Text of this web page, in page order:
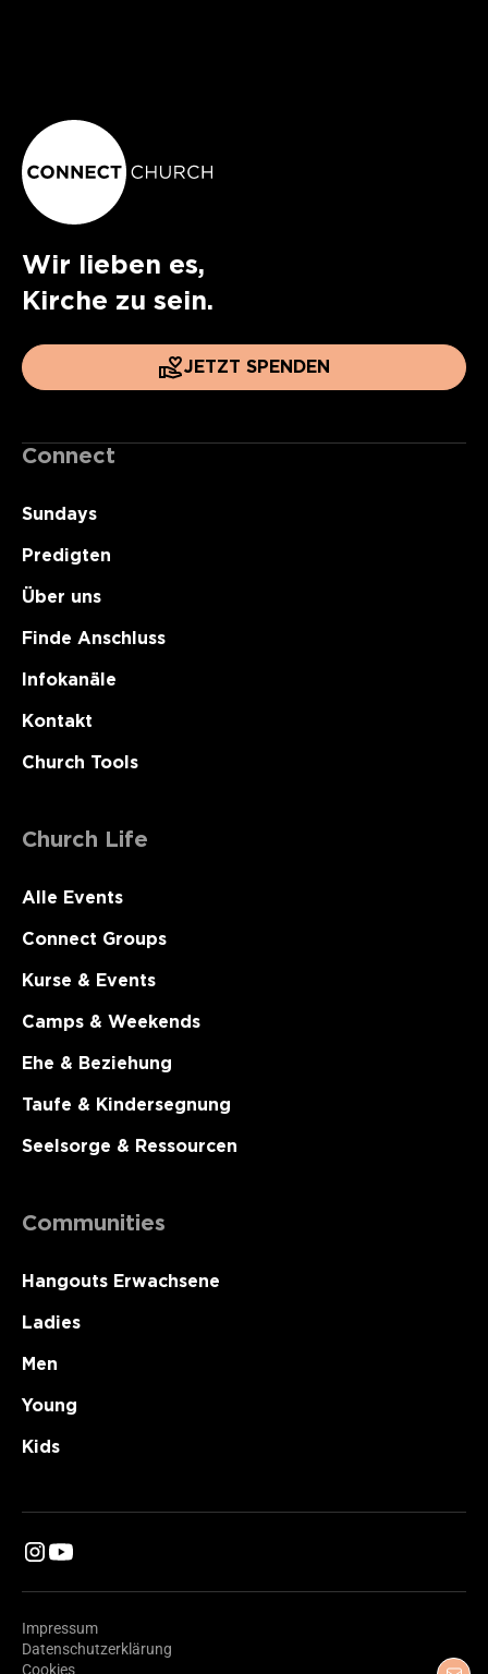
Wir lieben es,
Kirche zu sein.
JETZT SPENDEN
Connect
Sundays
Predigten
Über uns
Finde Anschluss
Infokanäle
Kontakt
Church Tools
Church Life
Alle Events
Connect Groups
Kurse & Events
Camps & Weekends
Ehe & Beziehung
Taufe & Kindersegnung
Seelsorge & Ressourcen
Communities
Hangouts Erwachsene
Ladies
Men
Young
Kids
Impressum
Datenschutzerklärung
Cookies